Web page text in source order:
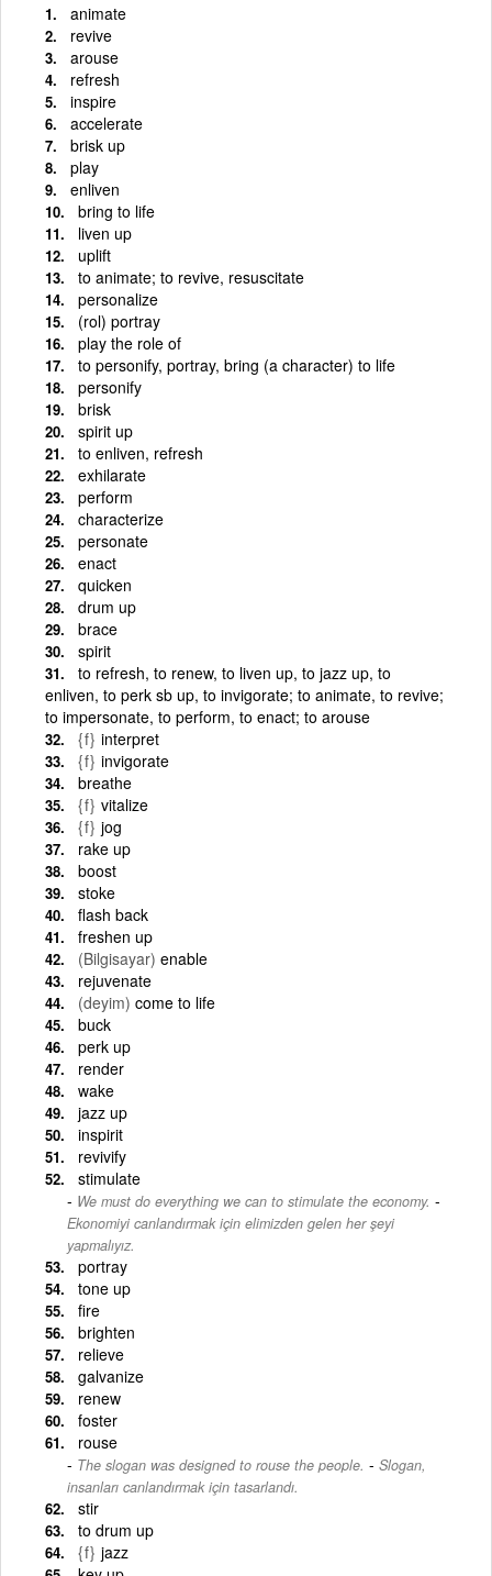
animate
revive
arouse
refresh
inspire
accelerate
brisk up
play
enliven
bring to life
liven up
uplift
to animate; to revive, resuscitate
personalize
(rol) portray
play the role of
to personify, portray, bring (a character) to life
personify
brisk
spirit up
to enliven, refresh
exhilarate
perform
characterize
personate
enact
quicken
drum up
brace
spirit
to refresh, to renew, to liven up, to jazz up, to
enliven, to perk sb up, to invigorate; to animate, to revive;
to impersonate, to perform, to enact; to arouse
{f} interpret
{f} invigorate
breathe
{f} vitalize
{f} jog
rake up
boost
stoke
flash back
freshen up
(Bilgisayar) enable
rejuvenate
(deyim) come to life
buck
perk up
render
wake
jazz up
inspirit
revivify
stimulate
We must do everything we can to stimulate the economy. -
Ekonomiyi canlandırmak için elimizden gelen her şeyi
yapmalıyız.
portray
tone up
fire
brighten
relieve
galvanize
renew
foster
rouse
The slogan was designed to rouse the people. - Slogan,
insanları canlandırmak için tasarlandı.
stir
to drum up
{f} jazz